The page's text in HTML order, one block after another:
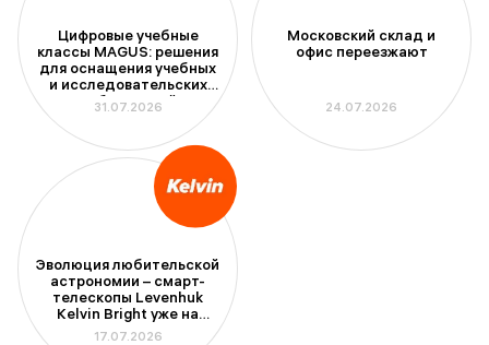
Цифровые учебные
классы MAGUS: решения
для оснащения учебных
и исследовательских
лабораторий
31.07.2026
Московский склад и
офис переезжают
24.07.2026
Эволюция любительской
астрономии – смарт-
телескопы Levenhuk
Kelvin Bright уже на
складе
17.07.2026